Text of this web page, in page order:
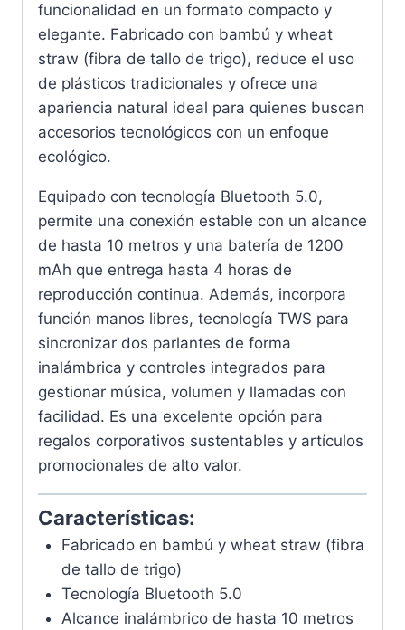
funcionalidad en un formato compacto y
elegante. Fabricado con bambú y wheat
straw (fibra de tallo de trigo), reduce el uso
de plásticos tradicionales y ofrece una
apariencia natural ideal para quienes buscan
accesorios tecnológicos con un enfoque
ecológico.
Equipado con tecnología Bluetooth 5.0,
permite una conexión estable con un alcance
de hasta 10 metros y una batería de 1200
mAh que entrega hasta 4 horas de
reproducción continua. Además, incorpora
función manos libres, tecnología TWS para
sincronizar dos parlantes de forma
inalámbrica y controles integrados para
gestionar música, volumen y llamadas con
facilidad. Es una excelente opción para
regalos corporativos sustentables y artículos
promocionales de alto valor.
Características:
Fabricado en bambú y wheat straw (fibra
de tallo de trigo)
Tecnología Bluetooth 5.0
Alcance inalámbrico de hasta 10 metros